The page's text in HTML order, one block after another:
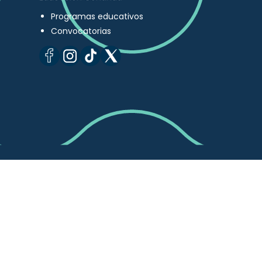
Programas educativos
Convocatorias